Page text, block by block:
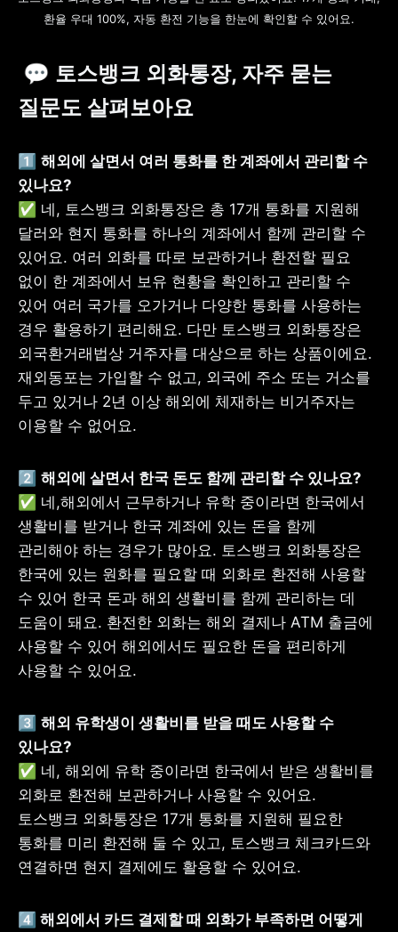
환율 우대 100%, 자동 환전 기능을 한눈에 확인할 수 있어요.
질문도 살펴보아요
1️⃣ 해외에 살면서 여러 통화를 한 계좌에서 관리할 수
✅ 네, 토스뱅크 외화통장은 총 17개 통화를 지원해
달러와 현지 통화를 하나의 계좌에서 함께 관리할 수
있어요. 여러 외화를 따로 보관하거나 환전할 필요
없이 한 계좌에서 보유 현황을 확인하고 관리할 수
있어 여러 국가를 오가거나 다양한 통화를 사용하는
경우 활용하기 편리해요. 다만 토스뱅크 외화통장은
외국환거래법상 거주자를 대상으로 하는 상품이에요.
재외동포는 가입할 수 없고, 외국에 주소 또는 거소를
두고 있거나 2년 이상 해외에 체재하는 비거주자는
이용할 수 없어요.
2️⃣
✅ 네,해외에서 근무하거나 유학 중이라면 한국에서
생활비를 받거나 한국 계좌에 있는 돈을 함께
관리해야 하는 경우가 많아요. 토스뱅크 외화통장은
한국에 있는 원화를 필요할 때 외화로 환전해 사용할
수 있어 한국 돈과 해외 생활비를 함께 관리하는 데
도움이 돼요. 환전한 외화는 해외 결제나 ATM 출금에
사용할 수 있어 해외에서도 필요한 돈을 편리하게
사용할 수 있어요.
3️⃣ 해외 유학생이 생활비를 받을 때도 사용할 수
✅ 네, 해외에 유학 중이라면 한국에서 받은 생활비를
외화로 환전해 보관하거나 사용할 수 있어요.
토스뱅크 외화통장은 17개 통화를 지원해 필요한
통화를 미리 환전해 둘 수 있고, 토스뱅크 체크카드와
연결하면 현지 결제에도 활용할 수 있어요.
4️⃣ 해외에서 카드 결제할 때 외화가 부족하면 어떻게